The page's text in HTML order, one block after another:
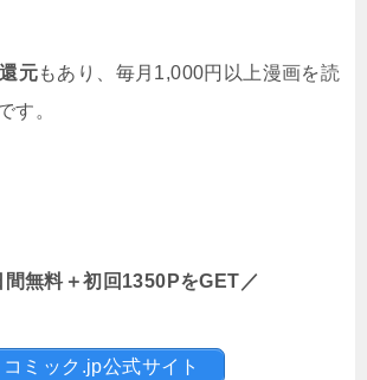
元もあり、毎月1,000円以上漫画を読
す。
間無料＋初回1350PをGET／
コミック.jp公式サイト